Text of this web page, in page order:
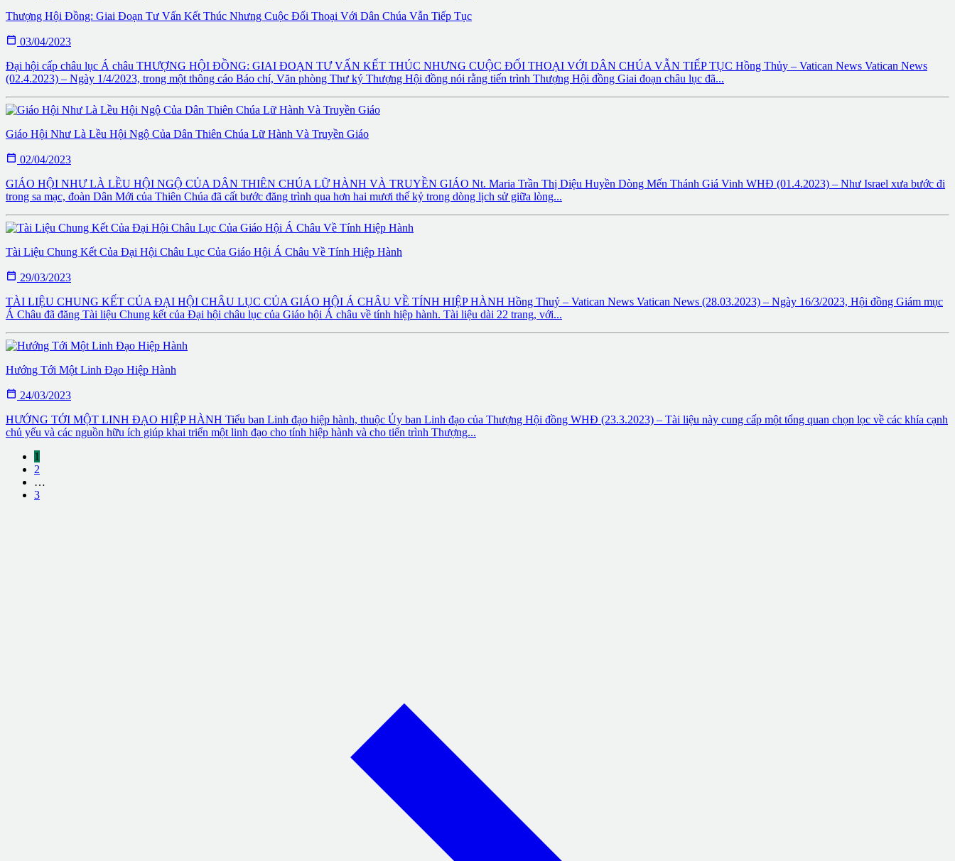
Thượng Hội Đồng: Giai Đoạn Tư Vấn Kết Thúc Nhưng Cuộc Đối Thoại Với Dân Chúa Vẫn Tiếp Tục
 03/04/2023
Đại hội cấp châu lục Á châu THƯỢNG HỘI ĐỒNG: GIAI ĐOẠN TƯ VẤN KẾT THÚC NHƯNG CUỘC ĐỐI THOẠI VỚI DÂN CHÚA VẪN TIẾP TỤC Hồng Thủy – Vatican News Vatican News
(02.4.2023) – Ngày 1/4/2023, trong một thông cáo Báo chí, Văn phòng Thư ký Thượng Hội đồng nói rằng tiến trình Thượng Hội đồng Giai đoạn châu lục đã...
Giáo Hội Như Là Lều Hội Ngộ Của Dân Thiên Chúa Lữ Hành Và Truyền Giáo
 02/04/2023
GIÁO HỘI NHƯ LÀ LỀU HỘI NGỘ CỦA DÂN THIÊN CHÚA LỮ HÀNH VÀ TRUYỀN GIÁO Nt. Maria Trần Thị Diệu Huyền Dòng Mến Thánh Giá Vinh WHĐ (01.4.2023) – Như Israel xưa bước đi
trong sa mạc, đoàn Dân Mới của Thiên Chúa đã cất bước đăng trình qua hơn hai mươi thế kỷ trong dòng lịch sử giữa lòng...
Tài Liệu Chung Kết Của Đại Hội Châu Lục Của Giáo Hội Á Châu Về Tính Hiệp Hành
 29/03/2023
TÀI LIỆU CHUNG KẾT CỦA ĐẠI HỘI CHÂU LỤC CỦA GIÁO HỘI Á CHÂU VỀ TÍNH HIỆP HÀNH Hồng Thuỷ – Vatican News Vatican News (28.03.2023) – Ngày 16/3/2023, Hội đồng Giám mục
Á Châu đã đăng Tài liệu Chung kết của Đại hội châu lục của Giáo hội Á châu về tính hiệp hành. Tài liệu dài 22 trang, với...
Hướng Tới Một Linh Đạo Hiệp Hành
 24/03/2023
HƯỚNG TỚI MỘT LINH ĐẠO HIỆP HÀNH Tiểu ban Linh đạo hiệp hành, thuộc Ủy ban Linh đạo của Thượng Hội đồng WHĐ (23.3.2023) – Tài liệu này cung cấp một tổng quan chọn lọc về các khía cạnh
chủ yếu và các nguồn hữu ích giúp khai triển một linh đạo cho tính hiệp hành và cho tiến trình Thượng...
1
2
…
3